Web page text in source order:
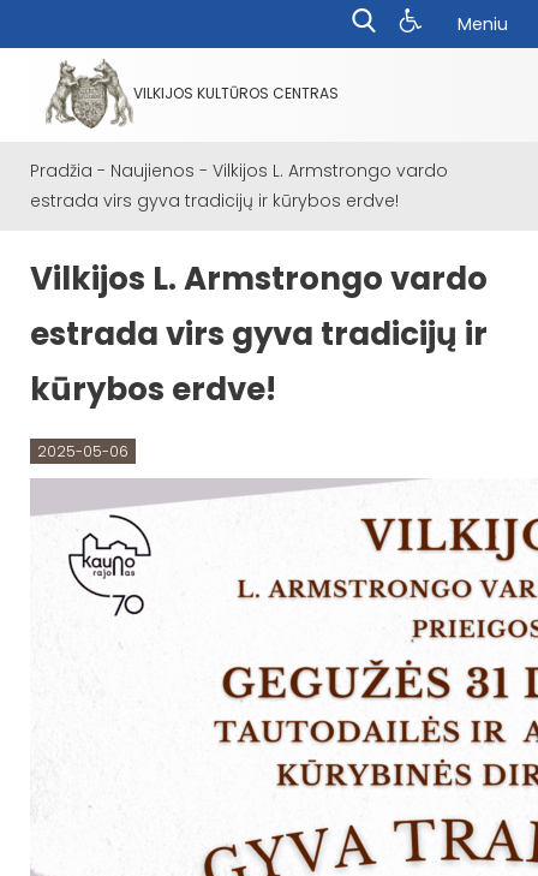
Meniu
VILKIJOS KULTŪROS CENTRAS
Pradžia - Naujienos - Vilkijos L. Armstrongo vardo
estrada virs gyva tradicijų ir kūrybos erdve!
Vilkijos L. Armstrongo vardo
estrada virs gyva tradicijų ir
kūrybos erdve!
2025-05-06